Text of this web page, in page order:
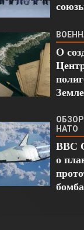
О
Земле
НАТО
ВВС
о